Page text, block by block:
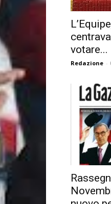
votare...
Redazione -